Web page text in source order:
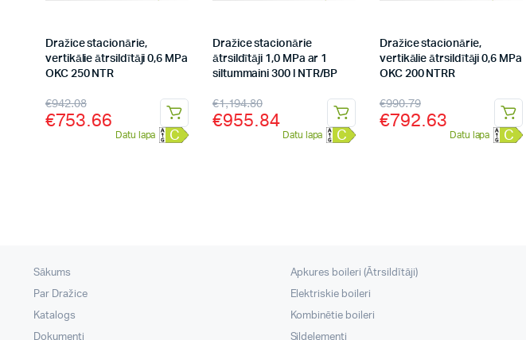
Dražice stacionārie,
vertikālie ātrsildītāji 0,6 MPa
OKC 250 NTR
€942.08
€753.66
Datu lapa C
Dražice stacionārie
ātrsildītāji 1,0 MPa ar 1
siltummaini 300 l NTR/BP
€1,194.80
€955.84
Datu lapa C
Dražice stacionārie,
vertikālie ātrsildītāji 0,6 MPa
OKC 200 NTRR
€990.79
€792.63
Datu lapa C
Sākums
Par Dražice
Katalogs
Dokumenti
Apkures boileri (Ātrsildītāji)
Elektriskie boileri
Kombinētie boileri
Sildelementi